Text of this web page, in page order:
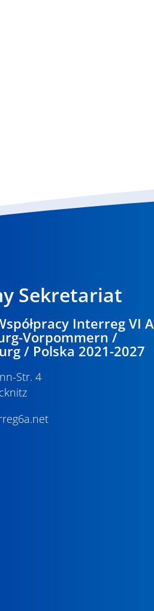
Sekretariat
Interreg VI A
Vorpommern /
/ Polska 2021-2027
Str. 4